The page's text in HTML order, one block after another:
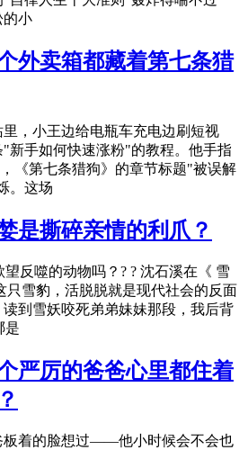
的小
外卖箱都藏着第七条猎
，小王边给电瓶车充电边刷短视
新手如何快速涨粉"的教程。他手指
《第七条猎狗》的章节标题"被误解
。这场
是撕碎亲情的利爪？
望反噬的动物吗？? ? 沈石溪在《 雪
只雪豹，活脱脱就是现代社会的反面
到雪妖咬死弟弟妹妹那段，我后背
是
严厉的爸爸心里都住着
板着的脸想过——他小时候会不会也